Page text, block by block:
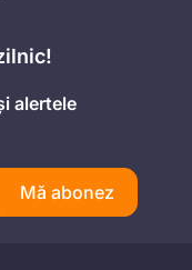
alertele
Mă abonez